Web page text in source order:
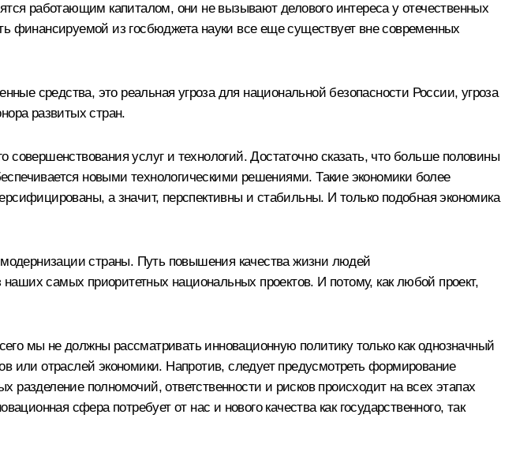
работающим капиталом, они не вызывают делового интереса у отечественных
финансируемой из госбюджета науки все еще существует вне современных
средства, это реальная угроза для национальной безопасности России, угроза
развитых стран.
совершенствования услуг и технологий. Достаточно сказать, что больше половины
новыми технологическими решениями. Такие экономики более
а значит, перспективны и стабильны. И только подобная экономика
страны. Путь повышения качества жизни людей
самых приоритетных национальных проектов. И потому, как любой проект,
мы не должны рассматривать инновационную политику только как однозначный
или отраслей экономики. Напротив, следует предусмотреть формирование
полномочий, ответственности и рисков происходит на всех этапах
сфера потребует от нас и нового качества как государственного, так